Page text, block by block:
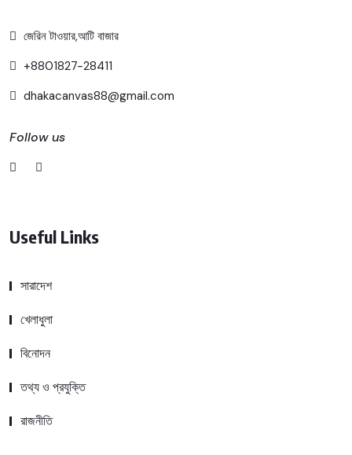
জেরিন টাওয়ার,আটি বাজার
+8801827-28411
dhakacanvas88@gmail.com
Follow us
Useful Links
সারাদেশ
খেলাধুলা
বিনোদন
তথ্য ও প্রযুক্তি
রাজনীতি